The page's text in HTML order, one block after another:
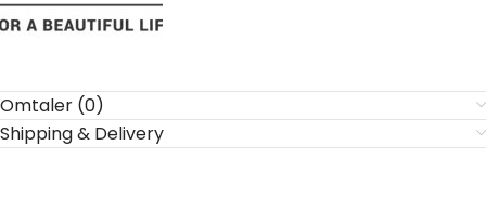
Omtaler (0)
Shipping & Delivery